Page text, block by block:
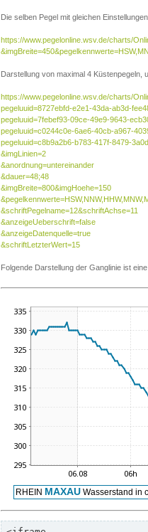
Die selben Pegel mit gleichen
https://www.pegelonline.wsv.de/charts/
Darstellung von maximal 4 Küstenpegeln,
https://www.pegelonline.wsv.de/charts/
pegeluuid=8727ebfd-e2e1-43da-ab3d-
pegeluuid=7febef93-09ce-49e9-9643-
pegeluuid=c0244c0e-6ae6-40cb-a967-
pegeluuid=c8b9a2b6-b783-417f-8479-
&imgLinien=2
&anordnung=untereinander
&dauer=48;48
&imgBreite=800&imgHoehe=150
&schriftPegelname=12&schriftAchse=11
&anzeigeUeberschrift=false
&anzeigeDatenquelle=true
&schriftLetzterWert=15
Folgende Darstellung der Ganglinie ist